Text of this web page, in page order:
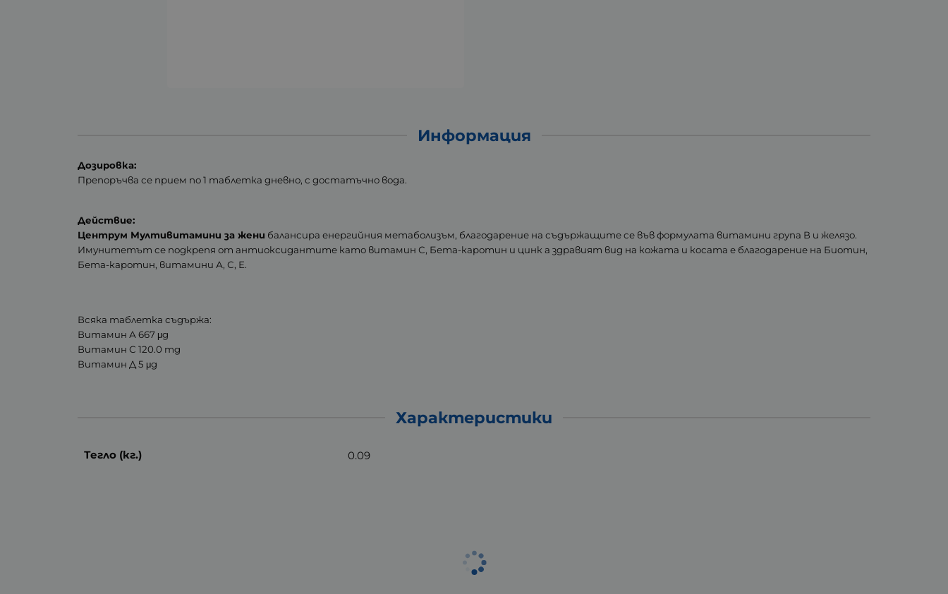
Информация
Дозировка:
Препоръчва се прием по 1 таблетка дневно, с достатъчно вода.
Действие:
Центрум Мултивитамини за жени балансира енергийния метаболизъм, благодарение на съдържащите се във формулата витамини група В и желязо.
Имунитетът се подкрепя от антиоксидантите като витамин С, Бета-каротин и цинк а здравият вид на кожата и косата е благодарение на Биотин,
Бета-каротин, витамини А, С, Е.
Всяка таблетка съдържа:
Витамин А 667 μg
Витамин С 120.0 mg
Витамин Д 5 μg
Характеристики
Тегло (кг.) 0.09